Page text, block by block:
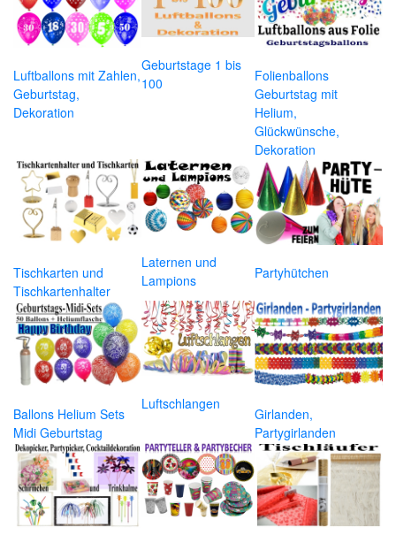
Luftballons mit Zahlen,
Geburtstag,
Dekoration
Geburtstage 1 bis
100
Folienballons
Geburtstag mit
Helium,
Glückwünsche,
Dekoration
Tischkarten und
Tischkartenhalter
Laternen und
Lampions
Partyhütchen
Ballons Helium Sets
Midi Geburtstag
Luftschlangen
Girlanden,
Partygirlanden